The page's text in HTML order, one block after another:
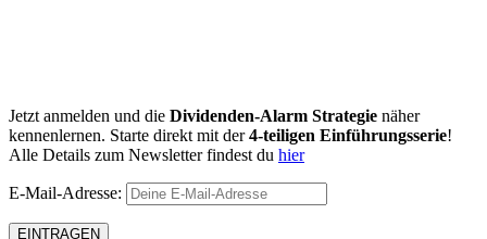
Jetzt anmelden und die Dividenden-Alarm Strategie näher
kennenlernen. Starte direkt mit der4-teiligen Einführungsserie!
Alle Details zum Newsletter findest du hier
E-Mail-Adresse: